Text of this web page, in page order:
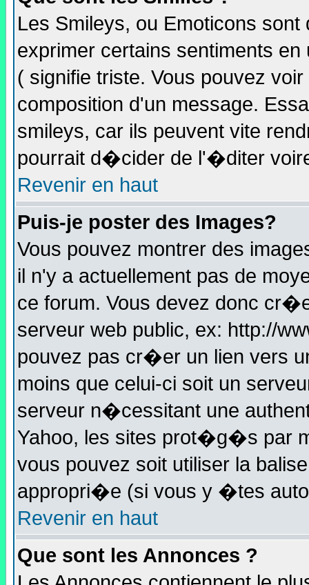
Les Smileys, ou Emoticons
exprimer certains sentiments
( signifie triste. Vous pouvez
composition d'un message.
smileys, car ils peuvent vite
pourrait d�cider de l'�diter
Revenir en haut
Puis-je poster des Images?
Vous pouvez montrer des
il n'y a actuellement pas de
ce forum. Vous devez donc
serveur web public, ex: http://
pouvez pas cr�er un lien vers
moins que celui-ci soit un
serveur n�cessitant une
Yahoo, les sites prot�g�s par
vous pouvez soit utiliser la
appropri�e (si vous y �tes
Revenir en haut
Que sont les Annonces ?